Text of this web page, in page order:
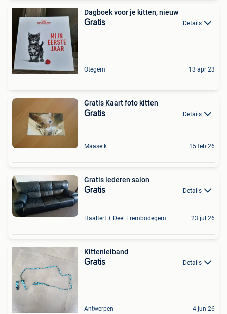
Dagboek voor je kitten, nieuw
Gratis Details
Otegem 13 apr 23
Gratis Kaart foto kitten
Gratis Details
Maaseik 15 feb 26
Gratis lederen salon
Gratis Details
Haaltert + Deel Erembodegem 23 jul 26
Kittenleiband
Gratis Details
Antwerpen 4 jun 26